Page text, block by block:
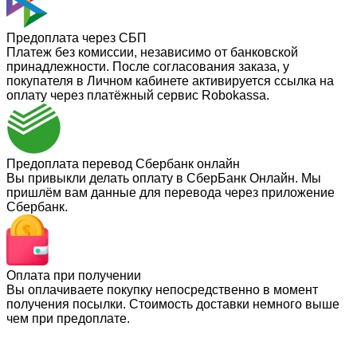
Предоплата через СБП
Платеж без комиссии, независимо от банковской
принадлежности. После согласования заказа, у
покупателя в Личном кабинете активируется ссылка на
оплату через платёжный сервис Robokassa.
Предоплата перевод Сбербанк онлайн
Вы привыкли делать оплату в СберБанк Онлайн. Мы
пришлём вам данные для перевода через приложение
Сбербанк.
Оплата при получении
Вы оплачиваете покупку непосредственно в момент
получения посылки. Стоимость доставки немного выше
чем при предоплате.